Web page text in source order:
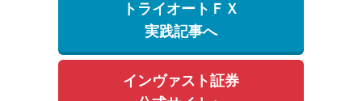
トライオートＦＸ
実践記事へ
インヴァスト証券